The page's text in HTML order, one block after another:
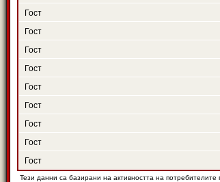
Гост
Гост
Гост
Гост
Гост
Гост
Гост
Гост
Гост
Тези данни са базирани на активността на потребителите